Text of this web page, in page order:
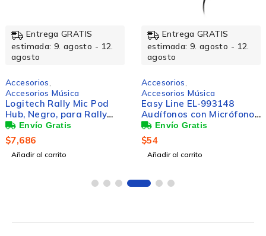
Entrega GRATIS
estimada: 9. agosto - 12.
agosto
Accesorios
Accesorios Música
Logitech Rally Mic Pod
Hub, Negro, para Rally
Mic Pod
$7,686
Añadir al carrito
Entrega GRATIS
estimada: 9. agosto - 12.
agosto
Accesorios
Accesorios Música
Easy Line EL-993148
Audífonos con Micrófono,
Alámbrico, Negro
$54
Añadir al carrito